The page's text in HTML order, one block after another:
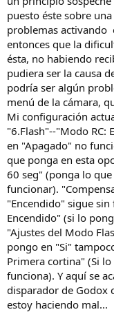
m
a
puesto éste sobre
problemas activando
entonces que la
ésta, no habiendo
pudiera ser la causa
podría ser algún
menú de la cámara,
Mi configuración
"6.Flash"--"Modo RC:
en "Apagado" no
que ponga en esta
60 seg" (ponga lo
funcionar).
"Encendido" sigue
Encendido" (si lo
"Ajustes del Modo
pongo en "Si"
Primera cortina" (Si
funciona). Y aquí se
disparador de Godox
estoy haciendo mal...